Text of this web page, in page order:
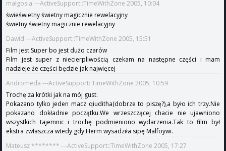
małgosia ---ActiveSupport::TimeWithZone 2005, 10:04
świeświetny świetny magicznie rewelacyjny
świetny świetny magicznie rewelacyjny
Dawid ---ActiveSupport::TimeWithZone 2005, 15:51
Film jest Super bo jest dużo czarów
Film jest super z niecierpliwością czekam na następne części i mam
nadzieje że części będzie jak najwięcej
Andromeda ---ActiveSupport::TimeWithZone 2005, 10:59
Trochę za krótki jak na mój gust.
Pokazano tylko jeden macz qiuditha(dobrze to piszę?),a było ich trzy.Nie
pokazano dokładnie początku.We wrzeszczącej chacie nie ujawniono
wszystkich tajemnic i trochę podmieniono wydarzenia.Tak to film był
ekstra zwłaszcza wtedy gdy Herm wysadziła sipę Malfoywi.
Mateusz ******** ---ActiveSupport::TimeWithZone 2005, 17:27